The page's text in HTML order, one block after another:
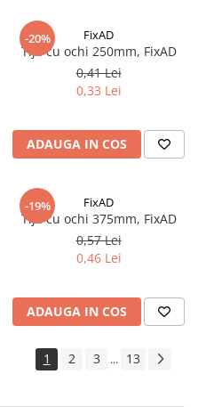
-20% FixAD
Tija cu ochi 250mm, FixAD
0,41 Lei
0,33 Lei
ADAUGA IN COS
-19% FixAD
Tija cu ochi 375mm, FixAD
0,57 Lei
0,46 Lei
ADAUGA IN COS
1 2 3 ... 13